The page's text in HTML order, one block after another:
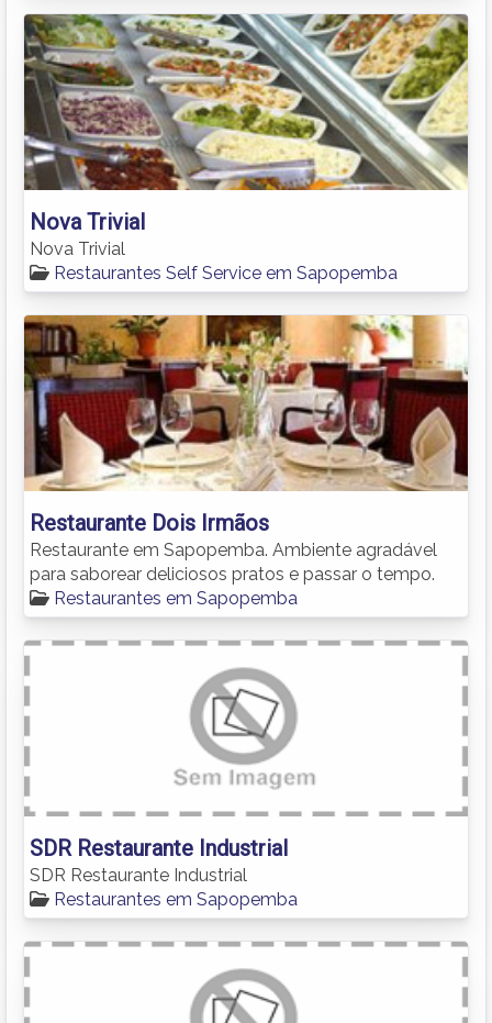
Nova Trivial
Nova Trivial
Restaurantes Self Service em Sapopemba
Restaurante Dois Irmãos
Restaurante em Sapopemba. Ambiente agradável
para saborear deliciosos pratos e passar o tempo.
Restaurantes em Sapopemba
SDR Restaurante Industrial
SDR Restaurante Industrial
Restaurantes em Sapopemba